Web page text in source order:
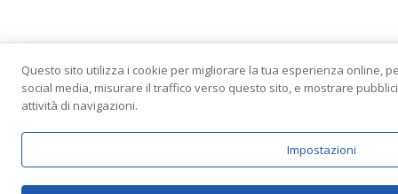
Questo sito utilizza i cookie per migliorare la tua esperienza online,
social media, misurare il traffico verso questo sito, e mostrare
attività di navigazioni.
Impostazioni